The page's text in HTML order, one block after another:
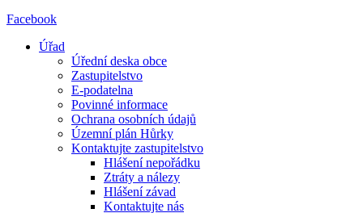
Facebook
Úřad
Úřední deska obce
Zastupitelstvo
E-podatelna
Povinné informace
Ochrana osobních údajů
Územní plán Hůrky
Kontaktujte zastupitelstvo
Hlášení nepořádku
Ztráty a nálezy
Hlášení závad
Kontaktujte nás